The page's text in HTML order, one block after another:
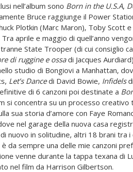
nell’album sono Born in the U.S.A,
Bruce raggiunge il Power
Plotkin (Marc Maron), Toby
aprile e maggio di quell’anno
State Trooper (di cui consiglio
di ruggine e ossadi Jacques Aurdiard)
studio di Bongiovi a Manhattan,
Let’s Dancedi David Bowie, Infidels
di 6 canzoni poi destinate a
si concentra su un processo
sua storia d’amore con Faye
nel garage della nuova casa
nuovo in solitudine, altri 18 brani tra
è da sempre una delle mie canzoni
venne durante la tappa texana di
nel film da Harrison Gilbertson.